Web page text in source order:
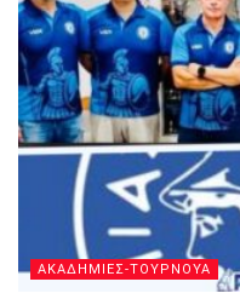
ΑΚΑΔΗΜΙΕΣ-ΤΟΥΡΝΟΥΑ